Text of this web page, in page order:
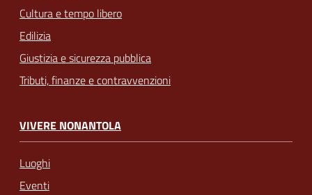
Cultura e tempo libero
Edilizia
Giustizia e sicurezza pubblica
Tributi, finanze e contravvenzioni
VIVERE NONANTOLA
Luoghi
Eventi